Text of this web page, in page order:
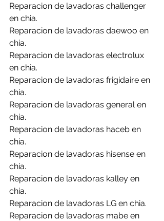
Reparacion de lavadoras challenger
en chia.
Reparacion de lavadoras daewoo en
chia.
Reparacion de lavadoras electrolux
en chia.
Reparacion de lavadoras frigidaire en
chia.
Reparacion de lavadoras general en
chia.
Reparacion de lavadoras haceb en
chia.
Reparacion de lavadoras hisense en
chia.
Reparacion de lavadoras kalley en
chia.
Reparacion de lavadoras LG en chia.
Reparacion de lavadoras mabe en